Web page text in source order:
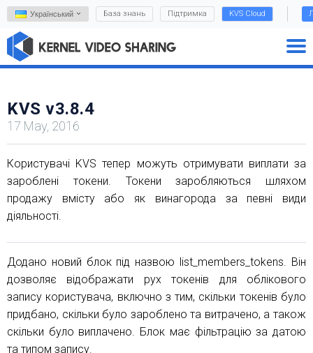
Український База знань Підтримка KVS Cloud
KVS v3.8.4
17 May, 2016
Користувачі KVS тепер можуть отримувати виплати за
зароблені токени. Токени заробляються шляхом
продажу вмісту або як винагорода за певні види
діяльності.
Додано новий блок під назвою list_members_tokens. Він
дозволяє відображати рух токенів для облікового
запису користувача, включно з тим, скільки токенів було
придбано, скільки було зароблено та витрачено, а також
скільки було виплачено. Блок має фільтрацію за датою
та типом запису.